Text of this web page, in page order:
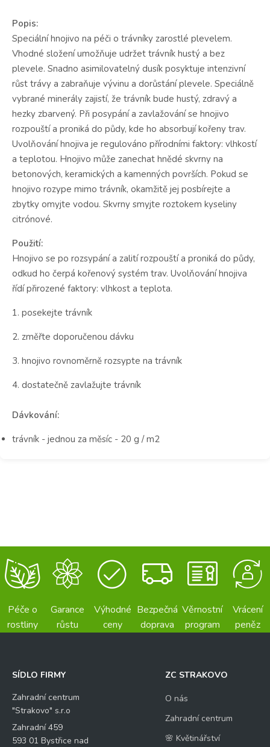
Popis:
Speciální hnojivo na péči o trávníky zarostlé plevelem.
Vhodné složení umožňuje udržet trávník hustý a bez
plevele. Snadno asimilovatelný dusík posyktuje intenzivní
růst trávy a zabraňuje vývinu a dorůstání plevele. Speciálně
vybrané minerály zajistí, že trávník bude hustý, zdravý a
hezky zbarvený. Při posypání a zavlažování se hnojivo
rozpouští a proniká do půdy, kde ho absorbují kořeny trav.
Uvolňování hnojiva je regulováno přírodními faktory: vlhkostí
a teplotou. Hnojivo může zanechat hnědé skvrny na
betonových, keramických a kamenných površích. Pokud se
hnojivo rozype mimo trávník, okamžitě jej posbírejte a
zbytky omyjte vodou. Skvrny smyjte roztokem kyseliny
citrónové.
Použití:
Hnojivo se po rozsypání a zalití rozpouští a proniká do půdy,
odkud ho čerpá kořenový systém trav. Uvolňování hnojiva
řídí přirozené faktory: vlhkost a teplota.
1. posekejte trávník
2. změřte doporučenou dávku
3. hnojivo rovnoměrně rozsypte na trávník
4. dostatečně zavlažujte trávník
Dávkování:
trávník - jednou za měsíc - 20 g / m2
Péče o
rostliny
Garance
růstu
Výhodné
ceny
Bezpečná
doprava
Věrnostní
program
Vrácení
peněz
SÍDLO FIRMY
Zahradní centrum
"Strakovo" s.r.o
Zahradní 459
593 01 Bystřice nad
ZC STRAKOVO
O nás
Zahradní centrum
🌸 Květinářství